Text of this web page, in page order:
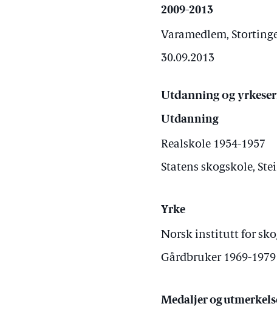
2009-2013
Varamedlem,
30.09.2013
Utdanning og
Utdanning
Realskole 1954-1957
Statens skogskole,
Yrke
Norsk institutt for
Gårdbruker 1969-1979
Medaljer og